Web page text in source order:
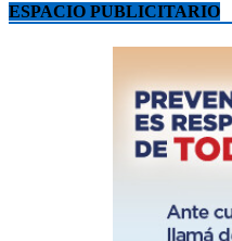
ESPACIO PUBLICITARIO